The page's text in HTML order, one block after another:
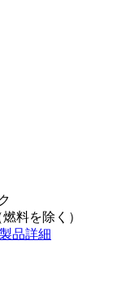
料を除く）
製品詳細